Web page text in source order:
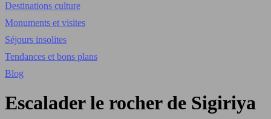
Destinations culture
Monuments et visites
Séjours insolites
Tendances et bons plans
Blog
Escalader le rocher de Sigiriya